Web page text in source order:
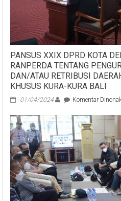
PANSUS XXIX DPRD KOTA
RANPERDA TENTANG
DAN/ATAU RETRIBUSI
KHUSUS KURA-KURA BALI
01/04/2024 Komentar